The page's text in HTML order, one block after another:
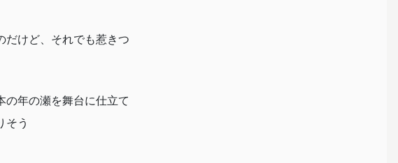
だけど、それでも惹きつ
年の瀬を舞台に仕立て
そう